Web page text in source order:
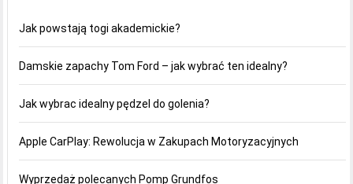
Jak powstają togi akademickie?
Damskie zapachy Tom Ford – jak wybrać ten idealny?
Jak wybrac idealny pędzel do golenia?
Apple CarPlay: Rewolucja w Zakupach Motoryzacyjnych
Wyprzedaż polecanych Pomp Grundfos